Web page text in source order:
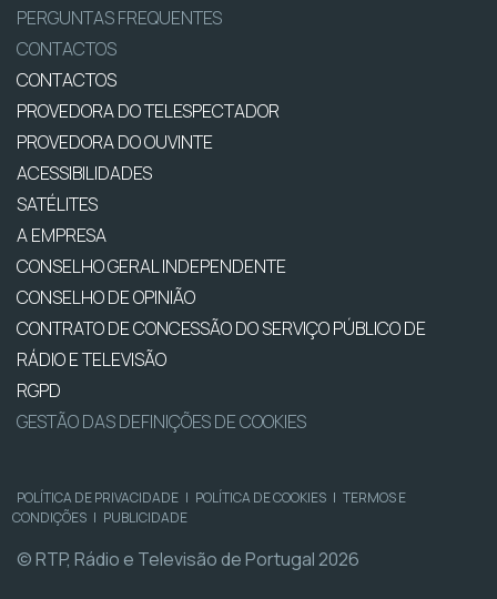
PERGUNTAS FREQUENTES
CONTACTOS
CONTACTOS
PROVEDORA DO TELESPECTADOR
PROVEDORA DO OUVINTE
ACESSIBILIDADES
SATÉLITES
A EMPRESA
CONSELHO GERAL INDEPENDENTE
CONSELHO DE OPINIÃO
CONTRATO DE CONCESSÃO DO SERVIÇO PÚBLICO DE
RÁDIO E TELEVISÃO
RGPD
GESTÃO DAS DEFINIÇÕES DE COOKIES
POLÍTICA DE PRIVACIDADE | POLÍTICA DE COOKIES | TERMOS E
CONDIÇÕES | PUBLICIDADE
© RTP, Rádio e Televisão de Portugal 2026